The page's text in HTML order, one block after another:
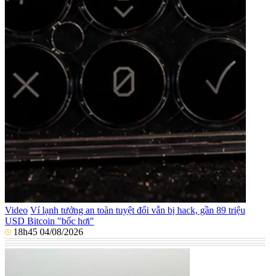
Video Ví lạnh tưởng an toàn tuyệt đối vẫn bị hack, gần 89 triệu
USD Bitcoin "bốc hơi"
18h45 04/08/2026